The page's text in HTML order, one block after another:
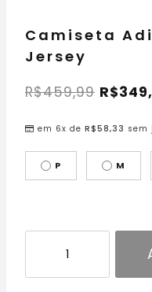
Camiseta
Jersey
R$459,99 R$
em 6x de R$58,33 sem
P M